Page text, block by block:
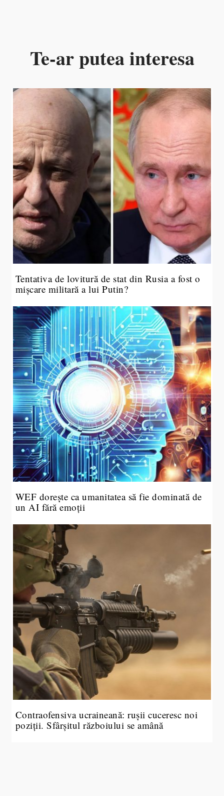
Te-ar putea interesa
Tentativa de lovitură de stat din Rusia a fost o
mișcare militară a lui Putin?
WEF dorește ca umanitatea să fie dominată de
un AI fără emoții
Contraofensiva ucraineană: rușii cuceresc noi
poziții. Sfârșitul războiului se amână